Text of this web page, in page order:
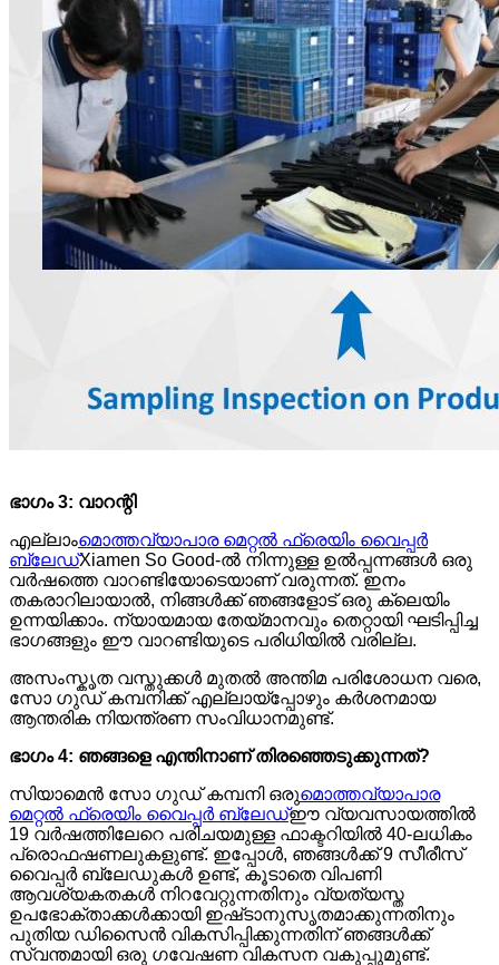
ഭാഗം 3: വാറന്റി
എല്ലാംമൊത്തവ്യാപാര മെറ്റൽ ഫ്രെയിം വൈപ്പർ
ബ്ലേഡ്Xiamen So Good-ൽ നിന്നുള്ള ഉൽപ്പന്നങ്ങൾ ഒരു
വർഷത്തെ വാറണ്ടിയോടെയാണ് വരുന്നത്. ഇനം
തകരാറിലായാൽ, നിങ്ങൾക്ക് ഞങ്ങളോട് ഒരു ക്ലെയിം
ഉന്നയിക്കാം. ന്യായമായ തേയ്മാനവും തെറ്റായി ഘടിപ്പിച്ച
ഭാഗങ്ങളും ഈ വാറണ്ടിയുടെ പരിധിയിൽ വരില്ല.
അസംസ്കൃത വസ്തുക്കൾ മുതൽ അന്തിമ പരിശോധന വരെ,
സോ ഗുഡ് കമ്പനിക്ക് എല്ലായ്പ്പോഴും കർശനമായ
ആന്തരിക നിയന്ത്രണ സംവിധാനമുണ്ട്.
ഭാഗം 4: ഞങ്ങളെ എന്തിനാണ് തിരഞ്ഞെടുക്കുന്നത്?
സിയാമെൻ സോ ഗുഡ് കമ്പനി ഒരുമൊത്തവ്യാപാര
മെറ്റൽ ഫ്രെയിം വൈപ്പർ ബ്ലേഡ്ഈ വ്യവസായത്തിൽ
19 വർഷത്തിലേറെ പരിചയമുള്ള ഫാക്ടറിയിൽ 40-ലധികം
പ്രൊഫഷണലുകളുണ്ട്. ഇപ്പോൾ, ഞങ്ങൾക്ക് 9 സീരീസ്
വൈപ്പർ ബ്ലേഡുകൾ ഉണ്ട്, കൂടാതെ വിപണി
ആവശ്യകതകൾ നിറവേറ്റുന്നതിനും വ്യത്യസ്ത
ഉപഭോക്താക്കൾക്കായി ഇഷ്‌ടാനുസൃതമാക്കുന്നതിനും
പുതിയ ഡിസൈൻ വികസിപ്പിക്കുന്നതിന് ഞങ്ങൾക്ക്
സ്വന്തമായി ഒരു ഗവേഷണ വികസന വകുപ്പുമുണ്ട്.